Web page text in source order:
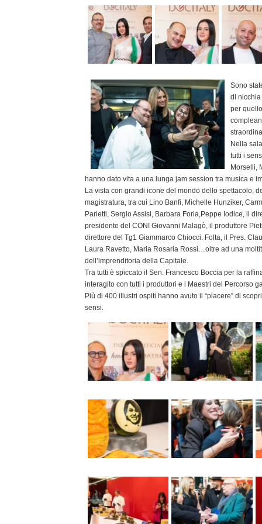
Sono
di
per
Nella
tutti i
Morselli,
hanno dato vita a una lunga jam session tra musica e
La vista con grandi icone del mondo dello spettacolo,
magistratura, tra cui Lino Banfi, Michelle Hunziker,
Parietti, Sergio Assisi, Barbara Foria,Peppe Iodice, il
presidente del CONI Giovanni Malagò, il produttore
direttore del Tg1 Giammarco Chiocci. Folta, il Pres.
Laura Ravetto, Maria Rosaria Rossi…oltre ad una
dell’imprenditoria della Capitale.
Tra tutti è spiccato il Sen. Francesco Boccia per la
interagito con tutti i produttori e i Maestri del Percorso
Più di 400 illustri ospiti hanno avuto il “piacere” di
sensi.